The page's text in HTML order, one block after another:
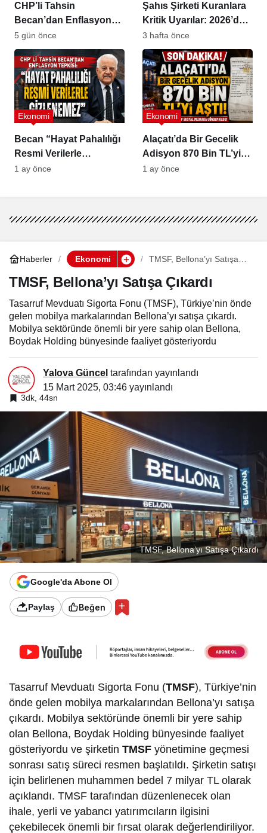
CHP’li Tahsin
Becan’dan Enflasyon
Tepkisi
5 gün önce
Şahıs Şirketi Kuranlara
Kritik Uyarılar: 2026’da
Vergi ve SGK Hataları
Binlerce Liraya Mal
Olabilir
3 hafta önce
Becan “Hayat Pahalılığı
Resmi Verilerle
Gizlenemez”
Ekonomi
1 ay önce
Alaçatı’da Bir Gecelik
Adisyon 870 Bin TL’yi
Aştı
Ekonomi
1 ay önce
Haberler Ekonomi
TMSF, Bellona’yı Satışa
TMSF, Bellona’yı Satışa Çıkardı
Tasarruf Mevduatı Sigorta Fonu (TMSF), Türkiye’nin önde
gelen mobilya markalarından Bellona’yı satışa çıkardı.
Mobilya sektöründe önemli bir yere sahip olan Bellona,
Boydak Holding bünyesinde faaliyet gösteriyordu
Yalova Güncel tarafından yayınlandı
15 Mart 2025, 03:46 yayınlandı
3dk, 44sn
TMSF, Bellona’yı Satışa Çıkardı
Google'da Abone Ol
Paylaş Beğen
Tasarruf Mevduatı Sigorta Fonu (TMSF), Türkiye’nin
önde gelen mobilya markalarından Bellona’yı satışa
çıkardı. Mobilya sektöründe önemli bir yere sahip
olan Bellona, Boydak Holding bünyesinde faaliyet
gösteriyordu ve şirketinTMSF yönetimine geçmesi
sonrası satış süreci resmen başlatıldı. Şirketin satışı
için belirlenen muhammen bedel 7 milyar TL olarak
açıklandı. TMSF tarafından düzenlenecek olan
ihale, yerli ve yabancı yatırımcıların ilgisini
çekebilecek önemli bir fırsat olarak değerlendiriliyor.